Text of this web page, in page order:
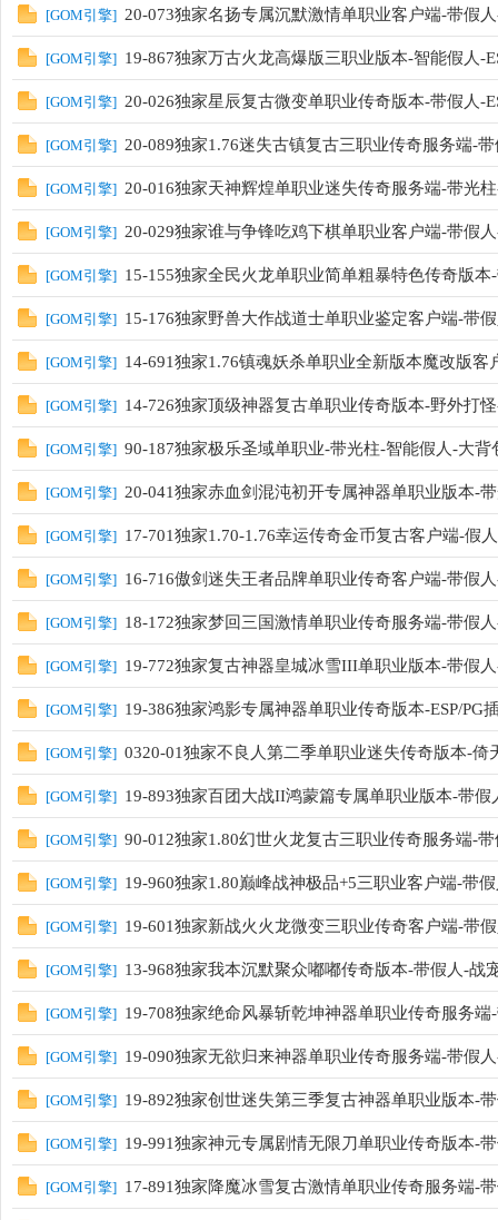
[GOM引擎] 20-073独家名扬专属沉默激情单职业客户端-带假
[GOM引擎] 19-867独家万古火龙高爆版三职业版本-智能假人-
[GOM引擎] 20-026独家星辰复古微变单职业传奇版本-带假人-
[GOM引擎] 20-089独家1.76迷失古镇复古三职业传奇服务端-
[GOM引擎] 20-016独家天神辉煌单职业迷失传奇服务端-带光
[GOM引擎] 20-029独家谁与争锋吃鸡下棋单职业客户端-带假
[GOM引擎] 15-155独家全民火龙单职业简单粗暴特色传奇版
[GOM引擎] 15-176独家野兽大作战道士单职业鉴定客户端-带
[GOM引擎] 14-691独家1.76镇魂妖杀单职业全新版本魔改版
[GOM引擎] 14-726独家顶级神器复古单职业传奇版本-野外打
[GOM引擎] 90-187独家极乐圣域单职业-带光柱-智能假人-大
[GOM引擎] 20-041独家赤血剑混沌初开专属神器单职业版本-
[GOM引擎] 17-701独家1.70-1.76幸运传奇金币复古客户端-假
[GOM引擎] 16-716傲剑迷失王者品牌单职业传奇客户端-带假
[GOM引擎] 18-172独家梦回三国激情单职业传奇服务端-带假
[GOM引擎] 19-772独家复古神器皇城冰雪III单职业版本-带假
[GOM引擎] 19-386独家鸿影专属神器单职业传奇版本-ESP/PG
[GOM引擎] 0320-01独家不良人第二季单职业迷失传奇版本-
[GOM引擎] 19-893独家百团大战II鸿蒙篇专属单职业版本-带假
[GOM引擎] 90-012独家1.80幻世火龙复古三职业传奇服务端-
[GOM引擎] 19-960独家1.80巅峰战神极品+5三职业客户端-带假
[GOM引擎] 19-601独家新战火火龙微变三职业传奇客户端-带
[GOM引擎] 13-968独家我本沉默聚众嘟嘟传奇版本-带假人-战
[GOM引擎] 19-708独家绝命风暴斩乾坤神器单职业传奇服务端
[GOM引擎] 19-090独家无欲归来神器单职业传奇服务端-带假
[GOM引擎] 19-892独家创世迷失第三季复古神器单职业版本-
[GOM引擎] 19-991独家神元专属剧情无限刀单职业传奇版本-
[GOM引擎] 17-891独家降魔冰雪复古激情单职业传奇服务端-